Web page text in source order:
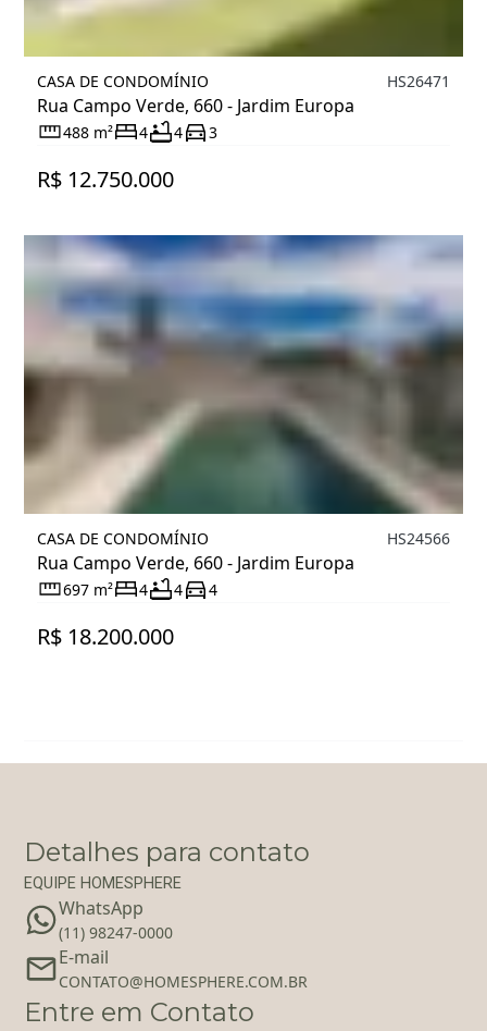
CASA DE CONDOMÍNIO
Rua Campo Verde, 660 - Jardim Europa
HS26471
488 m² 4 4 3
R$ 12.750.000
CASA DE CONDOMÍNIO
Rua Campo Verde, 660 - Jardim Europa
HS24566
697 m² 4 4 4
R$ 18.200.000
Detalhes para contato
EQUIPE HOMESPHERE
WhatsApp
(11) 98247-0000
E-mail
‪‬CONTATO@HOMESPHERE.COM.BR
Entre em Contato